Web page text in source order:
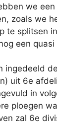
we
zoals we
te splitsen
een
ingedeeld
uit 6e
in
ploegen
zal 6e